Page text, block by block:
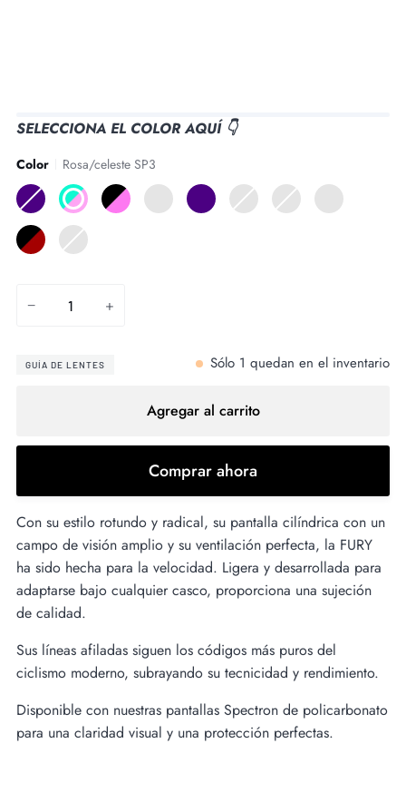
SELECCIONA EL COLOR AQUÍ 👇
Color
Rosa/celeste SP3
Violeta/gris
SP1
Rosa/celeste
SP3
Negro/Rosa
SP3
Cristalino/Azul
SP3
Violeta
Reactiv
HC
Blanco/Azul
REACTIV
1-
Azul/Rojo
Reactiv
0-
Marrón
Claro/Marrón/
SP3
Negro/Rojo
SP3
BLEU/VERT
SP3CF
− +
GUÍA DE LENTES Sólo 1 quedan en el inventario
Agregar al carrito
Comprar ahora
Con su estilo rotundo y radical, su pantalla cilíndrica con un
campo de visión amplio y su ventilación perfecta, la FURY
ha sido hecha para la velocidad. Ligera y desarrollada para
adaptarse bajo cualquier casco, proporciona una sujeción
de calidad.
Sus líneas afiladas siguen los códigos más puros del
ciclismo moderno, subrayando su tecnicidad y rendimiento.
Disponible con nuestras pantallas Spectron de policarbonato
para una claridad visual y una protección perfectas.